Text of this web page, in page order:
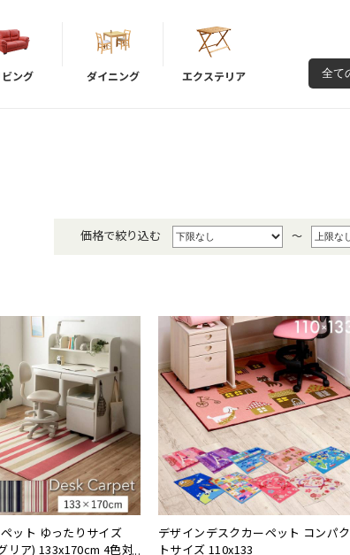
ビング ダイニング エクステリア
価格で絞り込む ～
ット ゆったりサイズ
リア) 133x170cm 4色対
デザインデスクカーペット コンパク
トサイズ 110x133